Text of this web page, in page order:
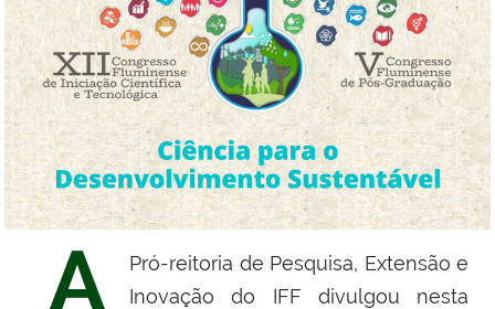
A
Pró-reitoria de Pesquisa, Extensão e
Inovação do IFF divulgou nesta